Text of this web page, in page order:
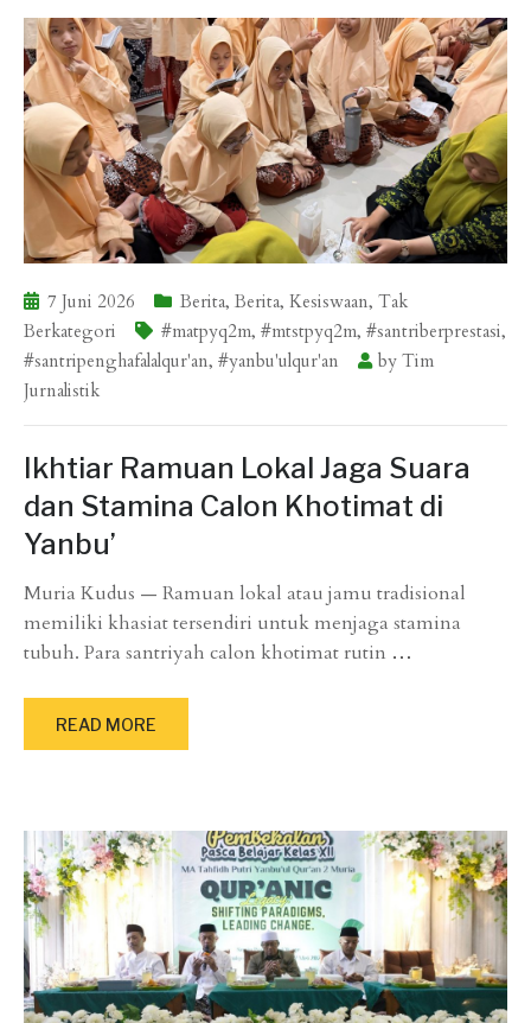
7 Juni 2026 Berita, Berita, Kesiswaan, Tak
Berkategori
#matpyq2m, #mtstpyq2m, #santriberprestasi,
#santripenghafalalqur'an, #yanbu'ulqur'an by Tim
Jurnalistik
Ikhtiar Ramuan Lokal Jaga Suara
dan Stamina Calon Khotimat di
Yanbu’
Muria Kudus — Ramuan lokal atau jamu tradisional
memiliki khasiat tersendiri untuk menjaga stamina
tubuh. Para santriyah calon khotimat rutin …
READ MORE